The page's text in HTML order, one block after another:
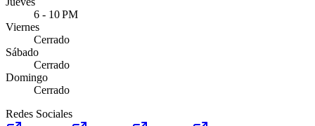
6 - 10 PM
Viernes
Cerrado
Sábado
Cerrado
Domingo
Cerrado
Redes Sociales